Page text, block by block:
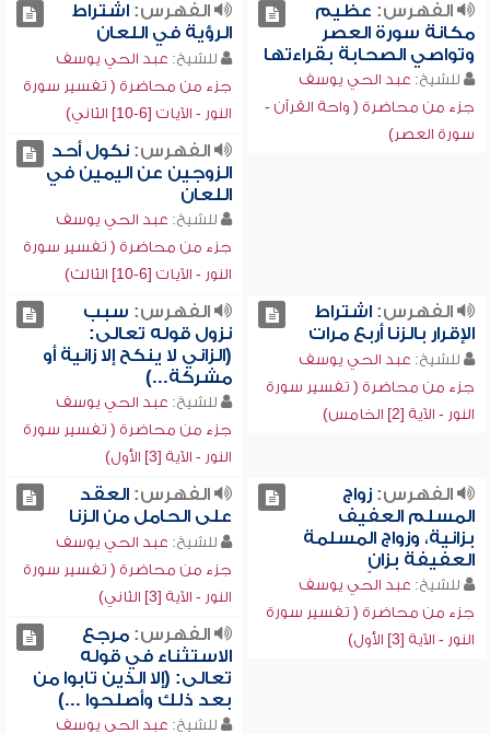
الفهرس: عظيم
مكانة سورة العصر
وتواصي الصحابة بقراءتها
للشيخ: عبد الحي يوسف
جزء من محاضرة ( واحة القرآن -
سورة العصر)
الفهرس:اشتراط
الرؤية في اللعان
للشيخ: عبد الحي يوسف
جزء من محاضرة ( تفسير سورة
النور - الآيات [6-10] الثاني)
الفهرس:نكول أحد
الزوجين عن اليمين في
اللعان
للشيخ: عبد الحي يوسف
جزء من محاضرة ( تفسير سورة
النور - الآيات [6-10] الثالث)
الفهرس:اشتراط
الإقرار بالزنا أربع مرات
للشيخ: عبد الحي يوسف
جزء من محاضرة ( تفسير سورة
النور - الآية [2] الخامس)
الفهرس: سبب
نزول قوله تعالى:
(الزاني لا ينكح إلا زانية أو
مشركة...)
للشيخ: عبد الحي يوسف
جزء من محاضرة ( تفسير سورة
النور - الآية [3] الأول)
الفهرس:زواج
المسلم العفيف
بزانية، وزواج المسلمة
العفيفة بزانٍ
للشيخ: عبد الحي يوسف
جزء من محاضرة ( تفسير سورة
النور - الآية [3] الأول)
الفهرس:العقد
على الحامل من الزنا
للشيخ: عبد الحي يوسف
جزء من محاضرة ( تفسير سورة
النور - الآية [3] الثاني)
الفهرس:مرجع
الاستثناء في قوله
تعالى: (إلا الذين تابوا من
بعد ذلك وأصلحوا ...)
للشيخ: عبد الحي يوسف